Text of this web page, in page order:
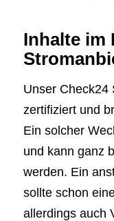
Inhalte im
Unser Check24
zertifiziert und
Ein solcher
und kann ganz
werden. Ein
sollte schon
allerdings auch